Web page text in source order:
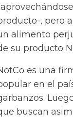
, pero
alimento
su producto
es una
en el
buscan